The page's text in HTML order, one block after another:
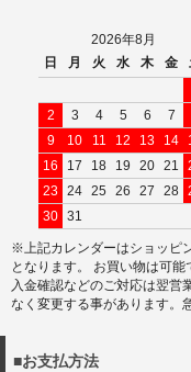
2026年8月
日
月 火 水 木 金
2
3 4 5 6 7
9
10 11 12 13 14
16
17 18 19 20 21
23 24 25 26 27 28
30 31
※上記カレンダーはショッピ
となります。 お買い物は可
入金確認などのご対応は翌
なく変更する事があります。
■お支払方法